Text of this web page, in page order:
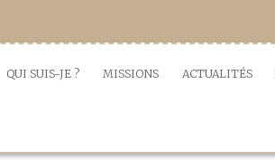
QUI SUIS-JE ? MISSIONS ACTUALITÉS